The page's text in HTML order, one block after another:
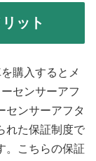
ット
購入するとメ
センサーアフ
センサーアフタ
れた保証制度で
。こちらの保証